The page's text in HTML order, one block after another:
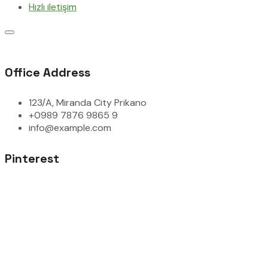
Hızlı iletişim
Office Address
123/A, Miranda City Prikano
+0989 7876 9865 9
info@example.com
Pinterest